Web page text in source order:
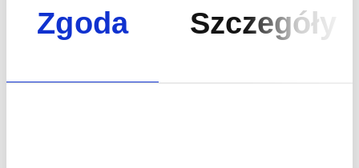
Zgoda Szczegóły
Formularz sprzedaży nowych